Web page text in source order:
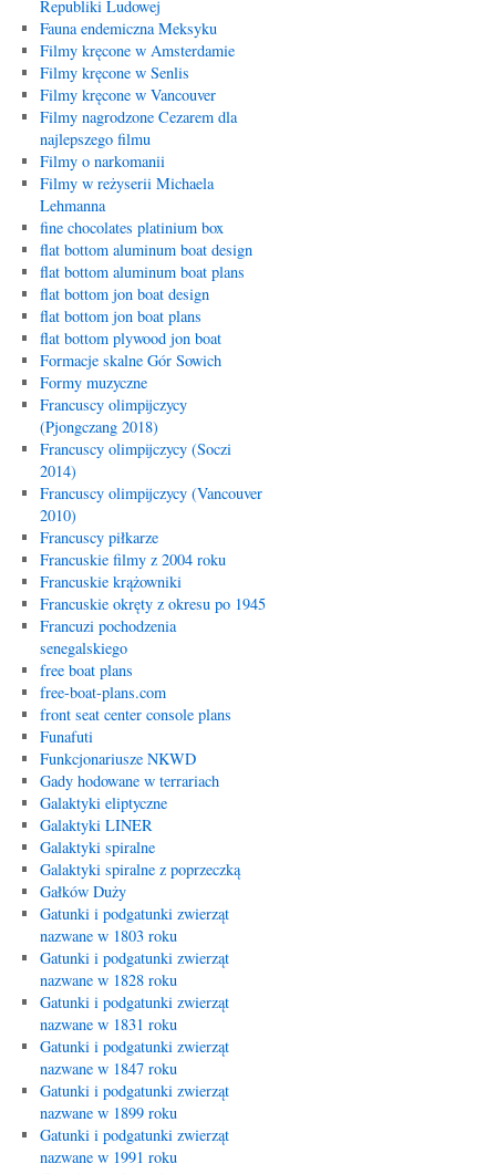
Republiki Ludowej
Fauna endemiczna Meksyku
Filmy kręcone w Amsterdamie
Filmy kręcone w Senlis
Filmy kręcone w Vancouver
Filmy nagrodzone Cezarem dla
najlepszego filmu
Filmy o narkomanii
Filmy w reżyserii Michaela
Lehmanna
fine chocolates platinium box
flat bottom aluminum boat design
flat bottom aluminum boat plans
flat bottom jon boat design
flat bottom jon boat plans
flat bottom plywood jon boat
Formacje skalne Gór Sowich
Formy muzyczne
Francuscy olimpijczycy
(Pjongczang 2018)
Francuscy olimpijczycy (Soczi
2014)
Francuscy olimpijczycy (Vancouver
2010)
Francuscy piłkarze
Francuskie filmy z 2004 roku
Francuskie krążowniki
Francuskie okręty z okresu po 1945
Francuzi pochodzenia
senegalskiego
free boat plans
free-boat-plans.com
front seat center console plans
Funafuti
Funkcjonariusze NKWD
Gady hodowane w terrariach
Galaktyki eliptyczne
Galaktyki LINER
Galaktyki spiralne
Galaktyki spiralne z poprzeczką
Gałków Duży
Gatunki i podgatunki zwierząt
nazwane w 1803 roku
Gatunki i podgatunki zwierząt
nazwane w 1828 roku
Gatunki i podgatunki zwierząt
nazwane w 1831 roku
Gatunki i podgatunki zwierząt
nazwane w 1847 roku
Gatunki i podgatunki zwierząt
nazwane w 1899 roku
Gatunki i podgatunki zwierząt
nazwane w 1991 roku